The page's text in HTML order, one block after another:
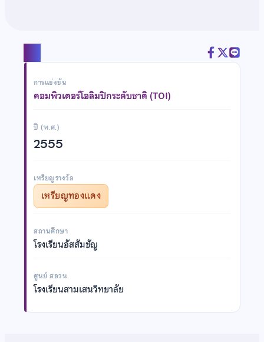
การแข่งขัน
คอมพิวเตอร์โอลิมปิกระดับชาติ (TOI)
ปี (พ.ศ.)
2555
เหรียญรางวัล
เหรียญทองแดง
สถานศึกษา
โรงเรียนอัสสัมชัญ
ศูนย์ สอวน.
โรงเรียนสามเสนวิทยาลัย